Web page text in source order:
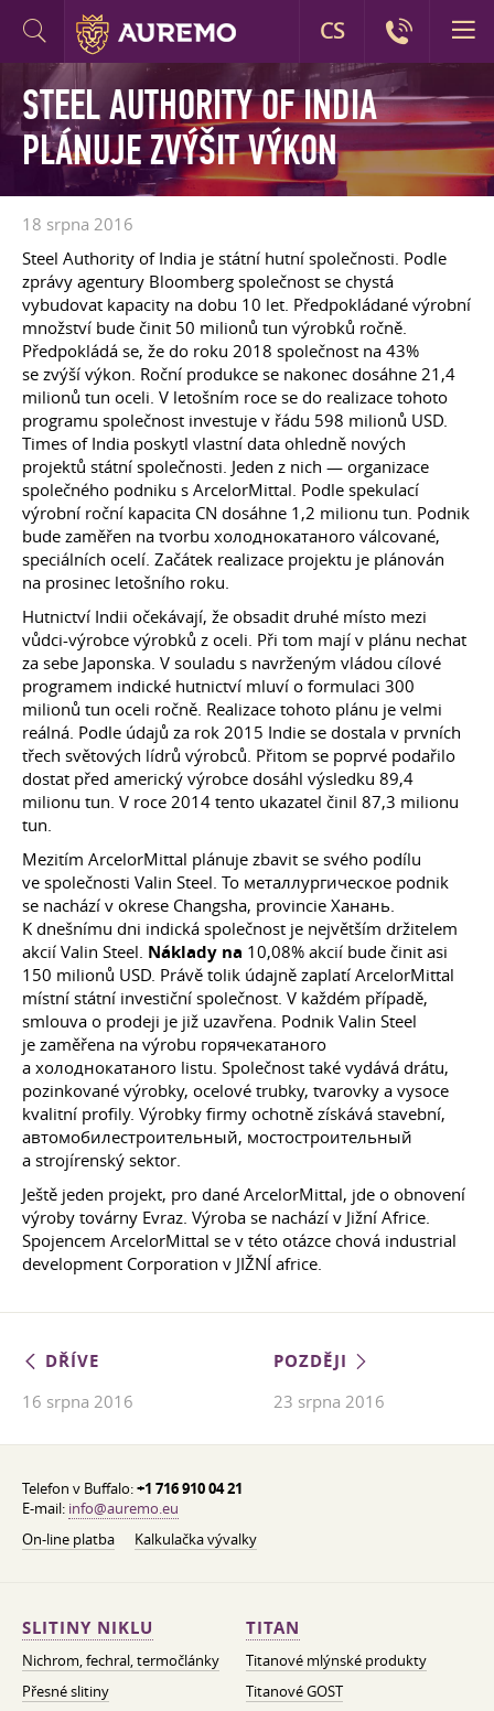
STEEL AUTHORITY OF INDIA
PLÁNUJE ZVÝŠIT VÝKON
18 srpna 2016
Steel Authority of India je státní hutní společnosti. Podle
zprávy agentury Bloomberg společnost se chystá
vybudovat kapacity na dobu 10 let. Předpokládané výrobní
množství bude činit 50 milionů tun výrobků ročně.
Předpokládá se, že do roku 2018 společnost na 43%
se zvýší výkon. Roční produkce se nakonec dosáhne 21,4
milionů tun oceli. V letošním roce se do realizace tohoto
programu společnost investuje v řádu 598 milionů USD.
Times of India poskytl vlastní data ohledně nových
projektů státní společnosti. Jeden z nich — organizace
společného podniku s ArcelorMittal. Podle spekulací
výrobní roční kapacita CN dosáhne 1,2 milionu tun. Podnik
bude zaměřen na tvorbu холоднокатаного válcované,
speciálních ocelí. Začátek realizace projektu je plánován
na prosinec letošního roku.
Hutnictví Indii očekávají, že obsadit druhé místo mezi
vůdci-výrobce výrobků z oceli. Při tom mají v plánu nechat
za sebe Japonska. V souladu s navrženým vládou cílové
programem indické hutnictví mluví o formulaci 300
milionů tun oceli ročně. Realizace tohoto plánu je velmi
reálná. Podle údajů za rok 2015 Indie se dostala v prvních
třech světových lídrů výrobců. Přitom se poprvé podařilo
dostat před americký výrobce dosáhl výsledku 89,4
milionu tun. V roce 2014 tento ukazatel činil 87,3 milionu
tun.
Mezitím ArcelorMittal plánuje zbavit se svého podílu
ve společnosti Valin Steel. To металлургическое podnik
se nachází v okrese Changsha, provincie Ханань.
K dnešnímu dni indická společnost je největším držitelem
akcií Valin Steel. Náklady na 10,08% akcií bude činit asi
150 milionů USD. Právě tolik údajně zaplatí ArcelorMittal
místní státní investiční společnost. V každém případě,
smlouva o prodeji je již uzavřena. Podnik Valin Steel
je zaměřena na výrobu горячекатаного
a холоднокатаного listu. Společnost také vydává drátu,
pozinkované výrobky, ocelové trubky, tvarovky a vysoce
kvalitní profily. Výrobky firmy ochotně získává stavební,
автомобилестроительный, мостостроительный
a strojírenský sektor.
Ještě jeden projekt, pro dané ArcelorMittal, jde o obnovení
výroby továrny Evraz. Výroba se nachází v Jižní Africe.
Spojencem ArcelorMittal se v této otázce chová industrial
development Corporation v JIŽNÍ africe.
DŘÍVE
16 srpna 2016
POZDĚJI
23 srpna 2016
Telefon v Buffalo:+1 716 910 04 21
E-mail: info@auremo.eu
On-line platba
Kalkulačka vývalky
SLITINY NIKLU
Nichrom, fechral, termočlánky
Přesné slitiny
TITAN
Titanové mlýnské produkty
Titanové GOST
CS